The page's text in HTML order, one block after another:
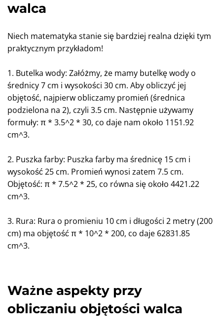
walca
Niech matematyka stanie się bardziej realna dzięki tym
praktycznym przykładom!
1. Butelka wody: Załóżmy, że mamy butelkę wody o
średnicy 7 cm i wysokości 30 cm. Aby obliczyć jej
objętość, najpierw obliczamy promień (średnica
podzielona na 2), czyli 3.5 cm. Następnie używamy
formuły: π * 3.5^2 * 30, co daje nam około 1151.92
cm^3.
2. Puszka farby: Puszka farby ma średnicę 15 cm i
wysokość 25 cm. Promień wynosi zatem 7.5 cm.
Objętość: π * 7.5^2 * 25, co równa się około 4421.22
cm^3.
3. Rura: Rura o promieniu 10 cm i długości 2 metry (200
cm) ma objętość π * 10^2 * 200, co daje 62831.85
cm^3.
Ważne aspekty przy
obliczaniu objętości walca